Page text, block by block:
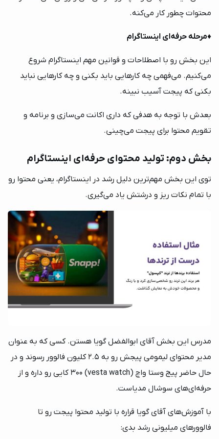
محتوات چطور کار می‌کنه.
♦️مرحله حرفه‌ای اینستاگرام
این بخش رو با اصطلاحات و قوانین مهم اینستاگرام شروع
می‌کنیم. می‌فهمی چه کارهایی باید بکنی و چه کارهایی نباید
بکنی که پیجت آسیب نبینه.
بعدش با توجه به هدفی که داری اکانت می‌سازی و برنامه و
تقویم محتوا برای پیجت می‌چینی.
بخش دوم: تولید محتوای حرفه‌ای اینستاگرام
توی این بخش مهم‌ترین دلیل رشد در اینستاگرام، یعنی محتوا رو
با تمام نکات ریز و درشتش یاد می‌گیری.
مدرس این بخش آقای ابوالفضل گویا هستن. کسی که به عنوان
مدیر محتوای لیمومی پیجش رو به 2.5 کلیون فالوور رسوند و در
حال حاضر پیج وستا واچ (vesta watch) 300 کایی رو داره و از
حرفه‌ای‌های سوشال مدیاست.
با آموزش‌های آقای گویا قراره با تولید محتوا پیجت رو تا
فالوورهای میلیونی رشد بدی:
×
خرید اقساطی از دیدوگرام
دسترسی کامل به دوره بعد از پرداخت اولین قسط!
شرایط پرداخت اقساطی
ورود به حساب کاربری
بعد از ثبت شماره کد برای شما پیامک خواهد شد